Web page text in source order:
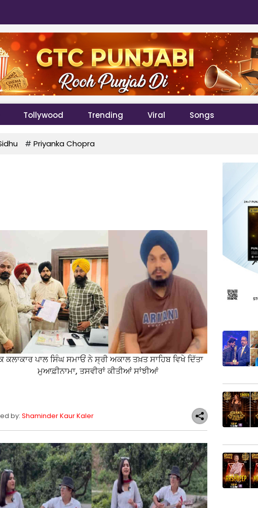
Tollywood Trending Viral Songs
# Priyanka Chopra
ਕਲਾਕਾਰ ਪਾਲ ਸਿੰਘ ਸਮਾਓਂ ਨੇ ਸ੍ਰੀ ਅਕਾਲ ਤਖ਼ਤ ਸਾਹਿਬ ਵਿਖੇ ਦਿੱਤਾ
ਮੁਆਫ਼ੀਨਾਮਾ, ਤਸਵੀਰਾਂ ਕੀਤੀਆਂ ਸਾਂਝੀਆਂ
by:Shaminder Kaur Kaler